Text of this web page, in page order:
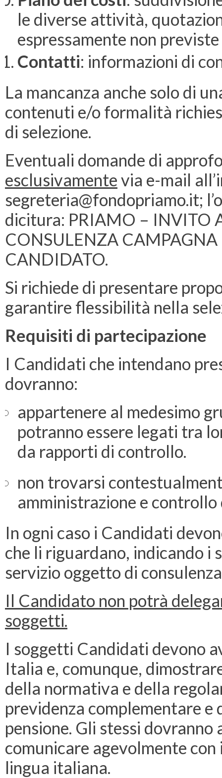
le diverse attività,
espressamente non
Contatti: informazioni di
La mancanza anche solo di
contenuti e/o formalità
di selezione.
Eventuali domande di
esclusivamentevia e-mail
segreteria@fondopriamo.it;
dicitura: PRIAMO – INVITO
CONSULENZA
CANDIDATO.
Si richiede di presentare
garantire flessibilità nella
Requisiti di partecipazione
I Candidati che intendano
dovranno:
appartenere al medesimo
potranno essere legati tra
da rapporti di controllo.
non trovarsi
amministrazione e
In ogni caso i Candidati
che li riguardano, indicando i
servizio oggetto di
Il Candidato non potrà
soggetti.
I soggetti Candidati devono
Italia e, comunque,
della normativa e della
previdenza complementare
pensione. Gli stessi
comunicare agevolmente
lingua italiana.